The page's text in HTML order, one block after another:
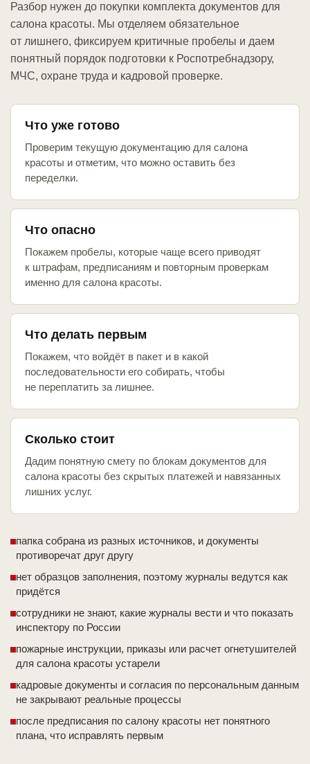
Разбор нужен до покупки комплекта документов для
салона красоты. Мы отделяем обязательное
от лишнего, фиксируем критичные пробелы и даем
понятный порядок подготовки к Роспотребнадзору,
МЧС, охране труда и кадровой проверке.
Что уже готово
Проверим текущую документацию для салона
красоты и отметим, что можно оставить без
переделки.
Что опасно
Покажем пробелы, которые чаще всего приводят
к штрафам, предписаниям и повторным проверкам
именно для салона красоты.
Что делать первым
Покажем, что войдёт в пакет и в какой
последовательности его собирать, чтобы
не переплатить за лишнее.
Сколько стоит
Дадим понятную смету по блокам документов для
салона красоты без скрытых платежей и навязанных
лишних услуг.
папка собрана из разных источников, и документы
противоречат друг другу
нет образцов заполнения, поэтому журналы ведутся как
придётся
сотрудники не знают, какие журналы вести и что показать
инспектору по России
пожарные инструкции, приказы или расчет огнетушителей
для салона красоты устарели
кадровые документы и согласия по персональным данным
не закрывают реальные процессы
после предписания по салону красоты нет понятного
плана, что исправлять первым